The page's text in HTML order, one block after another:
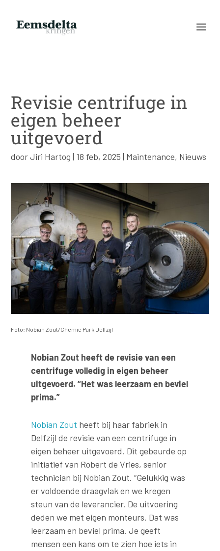
Revisie centrifuge in
eigen beheer
uitgevoerd
doorJiri Hartog | 18 feb, 2025 | Maintenance, Nieuws
Foto: Nobian Zout/Chemie Park Delfzijl
Nobian Zout heeft de revisie van een
centrifuge volledig in eigen beheer
uitgevoerd. “Het was leerzaam en beviel
prima.”
Nobian Zout heeft bij haar fabriek in
Delfzijl de revisie van een centrifuge in
eigen beheer uitgevoerd. Dit gebeurde op
initiatief van Robert de Vries, senior
technician bij Nobian Zout. “Gelukkig was
er voldoende draagvlak en we kregen
steun van de leverancier. De uitvoering
deden we met eigen monteurs. Dat was
leerzaam en beviel prima. Je geeft
mensen een kans om te zien hoe iets in